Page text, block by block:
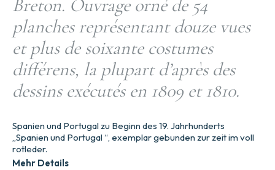
Breton. Ouvrage orné de 54
planches représentant douze vues
et plus de soixante costumes
différens, la plupart d’après des
dessins exécutés en 1809 et 1810.
Spanien und Portugal zu Beginn des 19. Jahrhunderts
„Spanien und Portugal “, exemplar gebunden zur zeit im voll
rotleder.
Mehr Details